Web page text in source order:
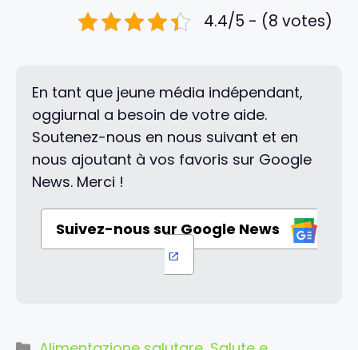
4.4/5 - (8 votes)
En tant que jeune média indépendant,
oggiurnal a besoin de votre aide.
Soutenez-nous en nous suivant et en
nous ajoutant à vos favoris sur Google
News. Merci !
Suivez-nous sur Google News
Categorie